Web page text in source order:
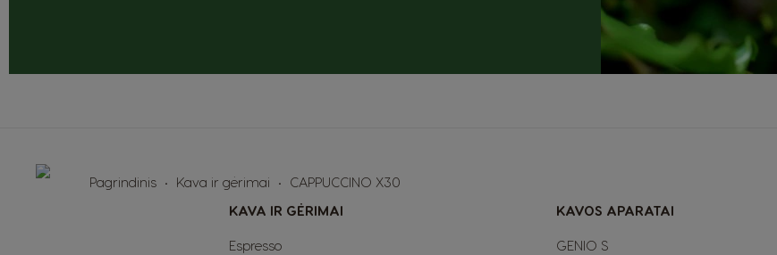
Pagrindinis Kava ir gėrimai
CAPPUCCINO X30
KAVA IR GĖRIMAI
Espresso
KAVOS APARATAI
GENIO S